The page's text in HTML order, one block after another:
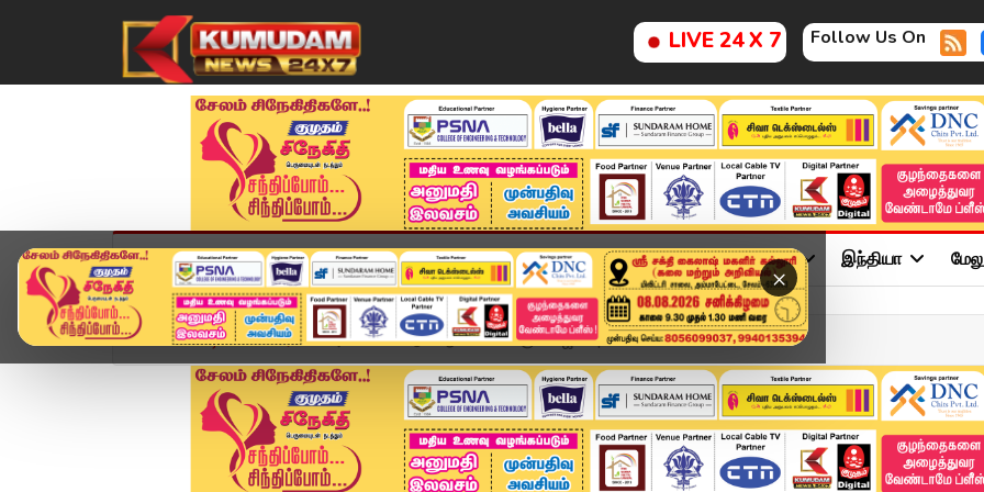
LIVE 24 X 7 Follow Us On
×
முகப்பு விளையாட்டு அண்மை தமிழ்நாடு சினிமா அரசியல் விளையாட்டு இந்தியா
Home வீடியோ ஸ்டோரி அசாமில் மீண்டும் ஆட்சியமைக்கும் பாஜக? | Assam E...